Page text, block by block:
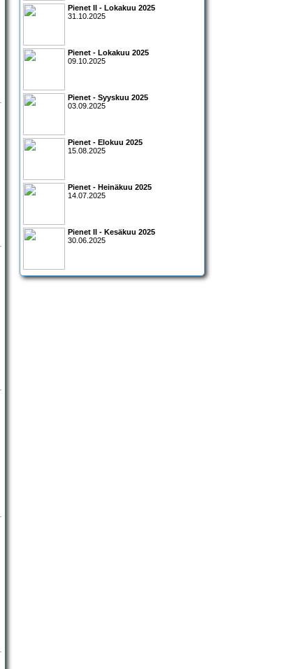
Pienet II - Lokakuu 2025
31.10.2025
Pienet - Lokakuu 2025
09.10.2025
Pienet - Syyskuu 2025
03.09.2025
Pienet - Elokuu 2025
15.08.2025
Pienet - Heinäkuu 2025
14.07.2025
Pienet II - Kesäkuu 2025
30.06.2025